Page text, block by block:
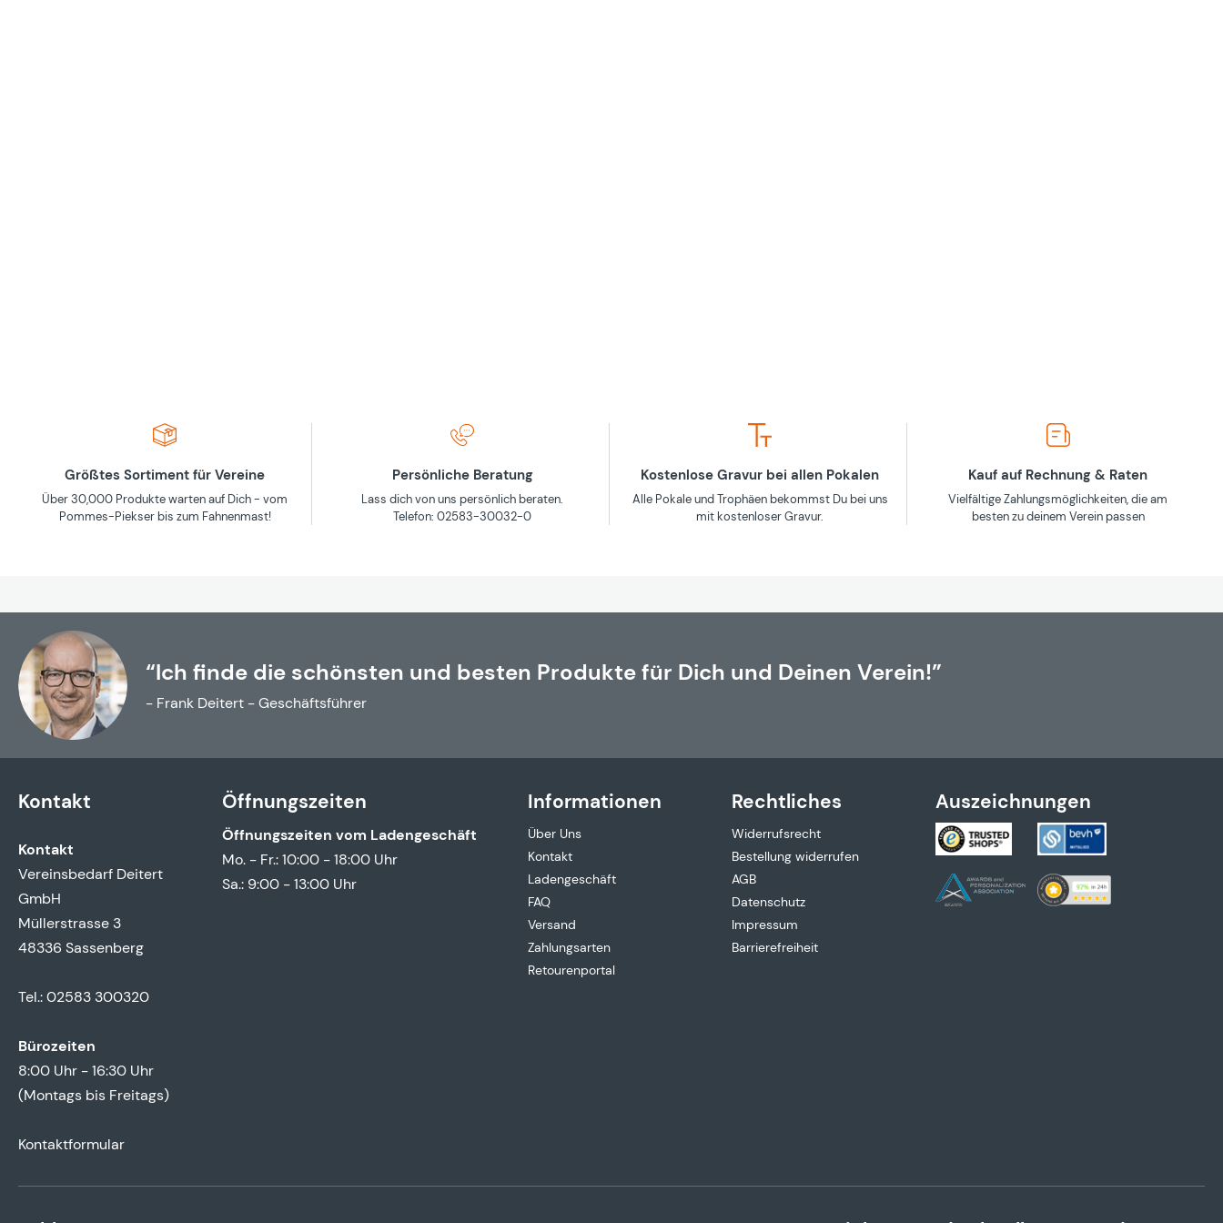
Größtes Sortiment für Vereine
Über 30,000 Produkte warten auf Dich - vom
Pommes-Piekser bis zum Fahnenmast!
Persönliche Beratung
Lass dich von uns persönlich beraten.
Telefon: 02583-30032-0
Kostenlose Gravur bei allen Pokalen
Alle Pokale und Trophäen bekommst Du bei uns
mit kostenloser Gravur.
Kauf auf Rechnung & Raten
Vielfältige Zahlungsmöglichkeiten, die am
besten zu deinem Verein passen
“Ich finde die schönsten und besten Produkte für Dich und Deinen Verein!”
- Frank Deitert - Geschäftsführer
Kontakt
Kontakt
Vereinsbedarf Deitert
GmbH
Müllerstrasse 3
48336 Sassenberg
Tel.: 02583 300320
Bürozeiten
8:00 Uhr - 16:30 Uhr
(Montags bis Freitags)
Kontaktformular
Öffnungszeiten
Öffnungszeiten vom Ladengeschäft
Mo. - Fr.: 10:00 - 18:00 Uhr
Sa.: 9:00 - 13:00 Uhr
Informationen
Über Uns
Kontakt
Ladengeschäft
FAQ
Versand
Zahlungsarten
Retourenportal
Rechtliches
Widerrufsrecht
Bestellung widerrufen
AGB
Datenschutz
Impressum
Barrierefreiheit
Auszeichnungen